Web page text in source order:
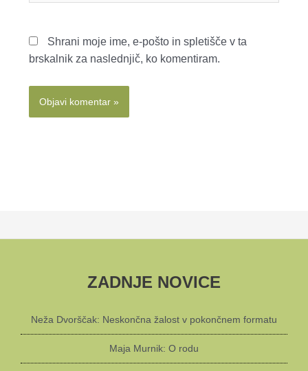
Shrani moje ime, e-pošto in spletišče v ta
brskalnik za naslednjič, ko komentiram.
ZADNJE NOVICE
Neža Dvorščak: Neskončna žalost v pokončnem formatu
Maja Murnik: O rodu